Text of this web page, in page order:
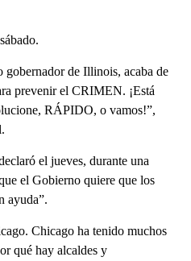
de Illinois, acaba de
prevenir el CRIMEN. ¡Está
RÁPIDO, o vamos!”,
el jueves, durante una
el Gobierno quiere que los
ayuda”.
Chicago ha tenido muchos
qué hay alcaldes y